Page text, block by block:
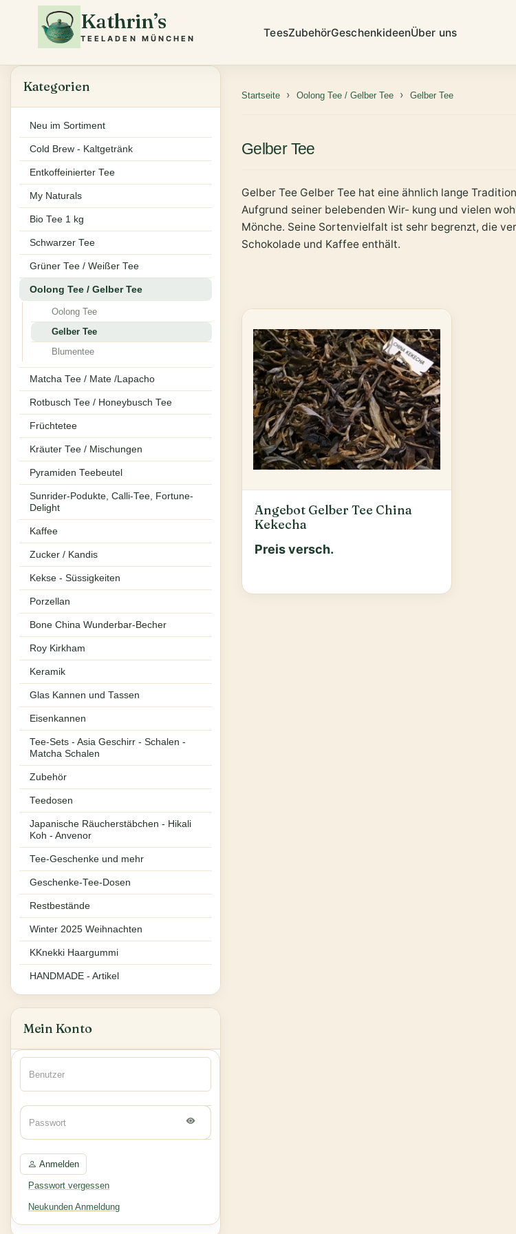
Kathrin’s
TEELADEN MÜNCHEN TeesZubehörGeschenkideenÜber uns
Startseite Oolong Tee / Gelber Tee Gelber Tee
Gelber Tee
Gelber Tee Gelber Tee hat eine ähnlich lange
Aufgrund seiner belebenden Wir- kung und vielen
Mönche. Seine Sortenvielfalt ist sehr begrenzt, die
Schokolade und Kaffee enthält.
Angebot Gelber Tee China
Kekecha
Preis versch.
Kategorien
Neu im Sortiment
Cold Brew - Kaltgetränk
Entkoffeinierter Tee
My Naturals
Bio Tee 1 kg
Schwarzer Tee
Grüner Tee / Weißer Tee
Oolong Tee / Gelber Tee
Oolong Tee
Gelber Tee
Blumentee
Matcha Tee / Mate /Lapacho
Rotbusch Tee / Honeybusch Tee
Früchtetee
Kräuter Tee / Mischungen
Pyramiden Teebeutel
Sunrider-Podukte, Calli-Tee, Fortune-
Delight
Kaffee
Zucker / Kandis
Kekse - Süssigkeiten
Porzellan
Bone China Wunderbar-Becher
Roy Kirkham
Keramik
Glas Kannen und Tassen
Eisenkannen
Tee-Sets - Asia Geschirr - Schalen -
Matcha Schalen
Zubehör
Teedosen
Japanische Räucherstäbchen - Hikali
Koh - Anvenor
Tee-Geschenke und mehr
Geschenke-Tee-Dosen
Restbestände
Winter 2025 Weihnachten
KKnekki Haargummi
HANDMADE - Artikel
Mein Konto
Anmelden
Passwort vergessen
Neukunden Anmeldung